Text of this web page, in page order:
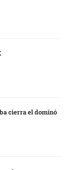
cierra el dominó